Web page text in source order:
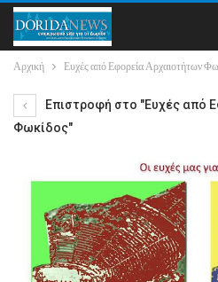
Αρχική Ευχές από Εφορεία Αρχαιοτήτων
Επιστροφή στο "Ευχές από
Φωκίδος"